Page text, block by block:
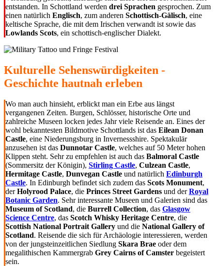
entstanden. In Schottland werden drei Sprachen gesprochen. Zum
einen natürlich Englisch, zum anderen Schottisch-Gälisch, eine
keltische Sprache, die mit dem Irischen verwandt ist sowie das
Lowlands Scots, ein schottisch-englischer Dialekt.
Kulturelle Sehenswürdigkeiten -
Geschichte hautnah erleben
Wo man auch hinsieht, erblickt man ein Erbe aus längst
vergangenen Zeiten. Burgen, Schlösser, historische Orte und
zahlreiche Museen locken jedes Jahr viele Reisende an. Eines der
wohl bekanntesten Bildmotive Schottlands ist das Eilean Donan
Castle, eine Niederungsburg in Invernessshire. Spektakulär
anzusehen ist das Dunnotar Castle, welches auf 50 Meter hohen
Klippen steht. Sehr zu empfehlen ist auch das Balmoral Castle
(Sommersitz der Königin), Stirling Castle, Culzean Castle,
Hermitage Castle, Dunvegan Castle und natürlich Edinburgh
Castle. In Edinburgh befindet sich zudem das Scots Monument,
derHolyrood Palace, die Princes Street Gardens und derRoyal
Botanic Garden. Sehr interessante Museen und Galerien sind das
Museum of Scotland, die Burrell Collection, das Glasgow
Science Centre, das Scotch Whisky Heritage Centre, die
Scottish National Portrait Gallery und die National Gallery of
Scotland. Reisende die sich für Archäologie interessieren, werden
von der jungsteinzeitlichen Siedlung Skara Brae oder dem
megalithischen Kammergrab Grey Cairns of Camster begeistert
sein.